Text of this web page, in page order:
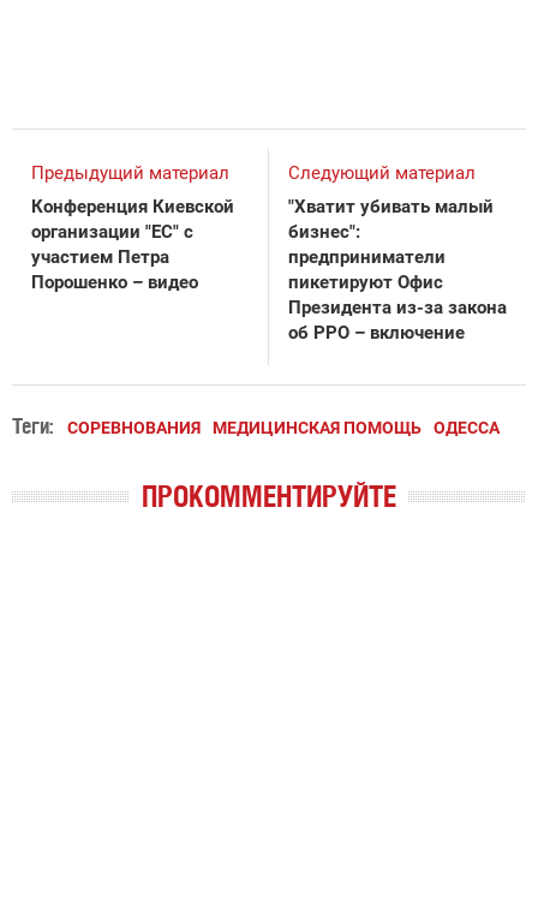
Предыдущий материал
Конференция Киевской
организации "ЕС" с
участием Петра
Порошенко – видео
Следующий материал
"Хватит убивать малый
бизнес":
предприниматели
пикетируют Офис
Президента из-за закона
об РРО – включение
Теги: СОРЕВНОВАНИЯ МЕДИЦИНСКАЯ ПОМОЩЬ ОДЕССА
ПРОКОММЕНТИРУЙТЕ